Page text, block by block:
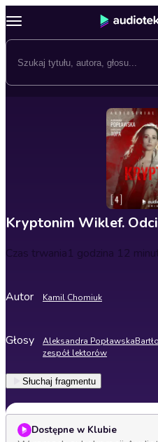
Kryptonim Wiklef.
Czas trwania1 godzina 12
Autor Kamil Chomiuk
Głosy Aleksandra Popławska
zespół lektorów
Słuchaj fragmentu
Dostępne w Klubie